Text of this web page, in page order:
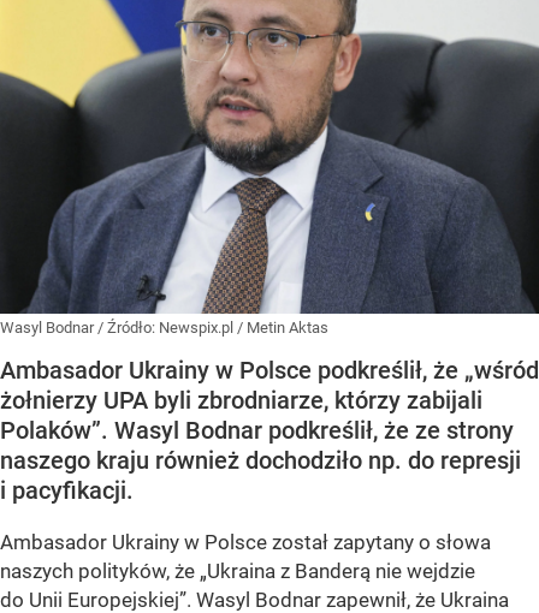
Wasyl Bodnar / Źródło: Newspix.pl / Metin Aktas
Ambasador Ukrainy w Polsce podkreślił, że „wśród
żołnierzy UPA byli zbrodniarze, którzy zabijali
Polaków”. Wasyl Bodnar podkreślił, że ze strony
naszego kraju również dochodziło np. do represji
i pacyfikacji.
Ambasador Ukrainy w Polsce został zapytany o słowa
naszych polityków, że „Ukraina z Banderą nie wejdzie
do Unii Europejskiej”. Wasyl Bodnar zapewnił, że Ukraina